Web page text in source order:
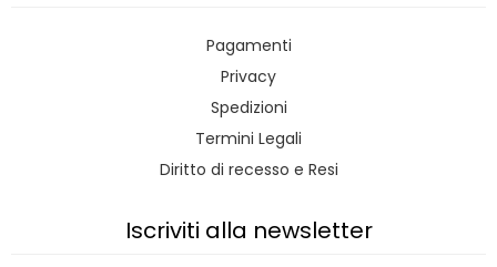
Pagamenti
Privacy
Spedizioni
Termini Legali
Diritto di recesso e Resi
Iscriviti alla newsletter